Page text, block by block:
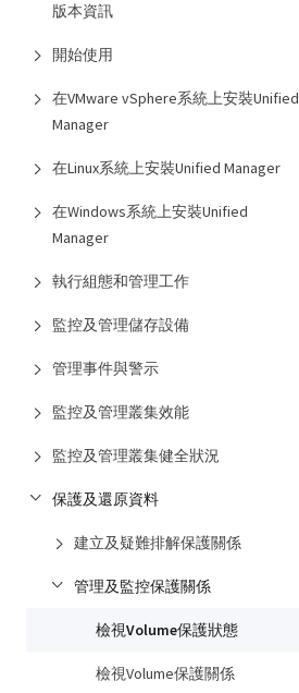
版本資訊
開始使用
在VMware vSphere系統上安裝Unified
Manager
在Linux系統上安裝Unified Manager
在Windows系統上安裝Unified
Manager
執行組態和管理工作
監控及管理儲存設備
管理事件與警示
監控及管理叢集效能
監控及管理叢集健全狀況
保護及還原資料
建立及疑難排解保護關係
管理及監控保護關係
檢視Volume保護狀態
檢視Volume保護關係